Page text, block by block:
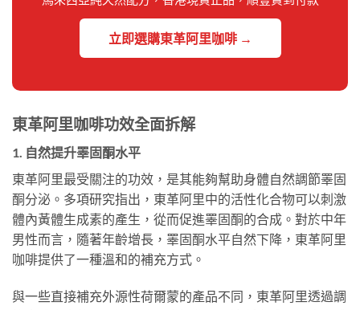
立即選購東革阿里咖啡 →
東革阿里咖啡功效全面拆解
1. 自然提升睪固酮水平
東革阿里最受關注的功效，是其能夠幫助身體自然調節睪固
酮分泌。多項研究指出，東革阿里中的活性化合物可以刺激
體內黃體生成素的產生，從而促進睪固酮的合成。對於中年
男性而言，隨著年齡增長，睪固酮水平自然下降，東革阿里
咖啡提供了一種溫和的補充方式。
與一些直接補充外源性荷爾蒙的產品不同，東革阿里透過調